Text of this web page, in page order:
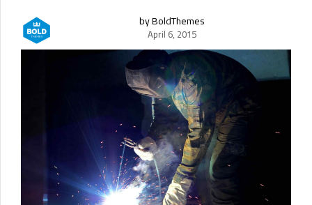
by BoldThemes
April 6, 2015